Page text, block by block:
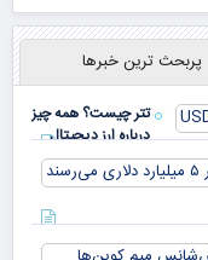
پربحث ترین خبرها
تتر چیست؟ همه چیز
درباره ارز دیجیتال
USDT